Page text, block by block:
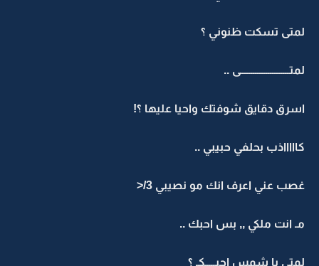
لمتى تسكت ظنوني ؟
لمتـــــــــــــــــــــــى ..
اسرق دقايق شوفتك واحيا عليها ؟!
كاااااذب بحلفي حبيبي ..
غصب عني اعرف انك مو نصيبي 3/<
مـ انت ملكي ,, بس احبك ..
لمتى يا شمس احبـــــكـ ؟